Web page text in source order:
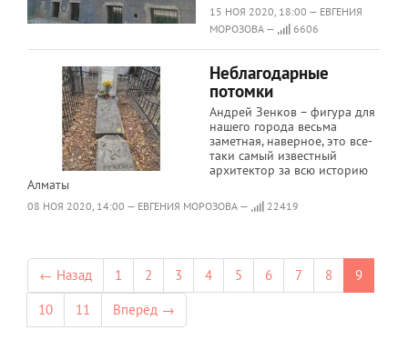
15 НОЯ 2020, 18:00 — ЕВГЕНИЯ
МОРОЗОВА —
6606
Неблагодарные
потомки
Андрей Зенков – фигура для
нашего города весьма
заметная, наверное, это все-
таки самый известный
архитектор за всю историю
Алматы
08 НОЯ 2020, 14:00 — ЕВГЕНИЯ МОРОЗОВА — 22419
← Назад 1 2 3 4 5 6 7 8
9
10
11 Вперёд →